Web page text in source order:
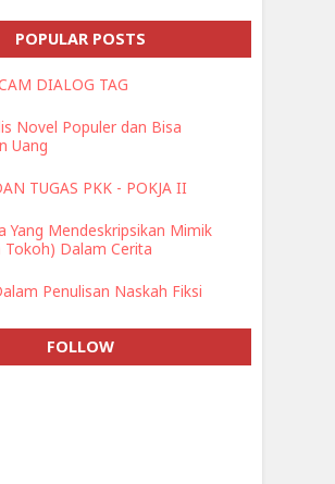
POPULAR POSTS
DIALOG TAG
Novel Populer dan Bisa
Uang
TUGAS PKK - POKJA II
Yang Mendeskripsikan Mimik
Dalam Cerita
Penulisan Naskah Fiksi
FOLLOW